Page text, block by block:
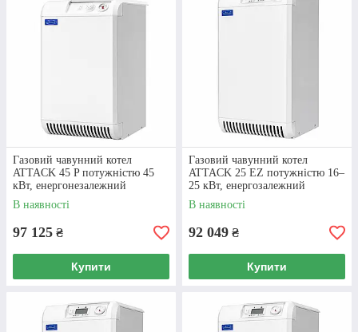
Газовий чавунний котел
ATTACK 45 P потужністю 45
кВт, енергонезалежний
В наявності
97 125 ₴
Купити
Газовий чавунний котел
ATTACK 25 EZ потужністю 16–
25 кВт, енергозалежний
В наявності
92 049 ₴
Купити